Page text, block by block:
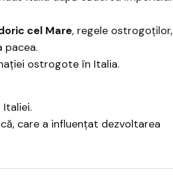
cel Mare, regele ostrogoților,
pacea.
ostrogote în Italia.
care a influențat dezvoltarea